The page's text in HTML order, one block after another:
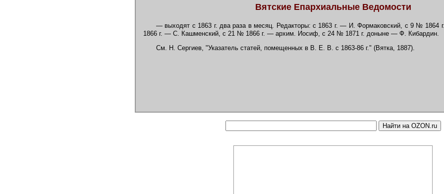
Вятские Епархиальные Ведомости
— выходят с 1863 г. два раза в месяц. Редакторы: с 1863 г. — И. Формаковский, с 9 №
1866 г. — С. Кашменский, с 21 № 1866 г. — архим. Иосиф, с 24 № 1871 г. доныне — Ф. Кибардин.
См. Н. Сергиев, "Указатель статей, помещенных в В. Е. В. с 1863-86 г." (Вятка, 1887).